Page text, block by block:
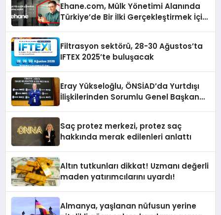
Ehane.com, Mülk Yönetimi Alanında
Türkiye’de Bir İlki Gerçekleştirmek İçin
Filtrasyon sektörü, 28-30 Ağustos’ta
IFTEX 2025’te buluşacak
Eray Yükseloğlu, ÖNSİAD’da Yurtdışı
İlişkilerinden Sorumlu Genel Başkan
Saç protez merkezi, protez saç
hakkında merak edilenleri anlattı
Altın tutkunları dikkat! Uzmanı değerli
maden yatırımcılarını uyardı!
Almanya, yaşlanan nüfusun yerine